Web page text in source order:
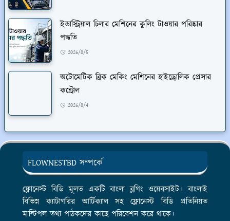
ইন্ডাস্ট্রিয়াল চিলার মেশিনের কুলিং টাওয়ার পরিষ্কার
পদ্ধতি
2026/8/5
অটোমেটিক ব্রিক মেকিং মেশিনের হাইড্রোলিক প্রেসার
কন্ট্রোল
2026/8/4
FLOWNESTBD সম্পর্কে
ফ্লোনেস্ট বিডি মূলত একটি বাংলা ব্লগিং ওয়েবসাইট। বাংলাই
বিভিন্ন ক্যাটাগরির আর্টিক্যাল সহ ফ্লোনেস্ট বিডি প্রতিনিয়ত
মাল্টিপল তথ্য পাঠকদের কাছে পরিবেশন করে থাকে।